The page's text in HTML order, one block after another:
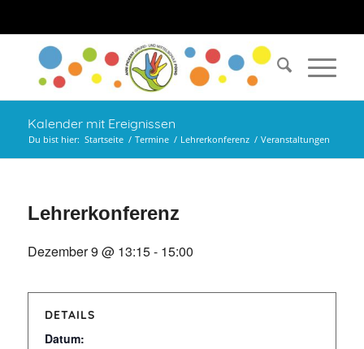
Kalender mit Ereignissen
Du bist hier: Startseite / Termine / Lehrerkonferenz / Veranstaltungen
Lehrerkonferenz
Dezember 9 @ 13:15- 15:00
DETAILS
Datum: